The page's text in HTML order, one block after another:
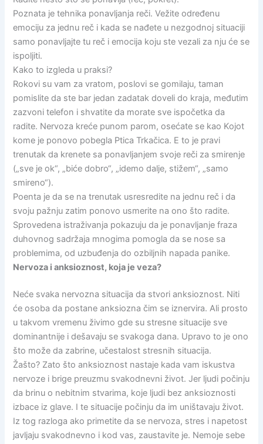
Poznata je tehnika ponavljanja reči. Vežite određenu
emociju za jednu reč i kada se nađete u nezgodnoj situaciji
samo ponavljajte tu reč i emocija koju ste vezali za nju će se
ispoljiti.
Kako to izgleda u praksi?
Rokovi su vam za vratom, poslovi se gomilaju, taman
pomislite da ste bar jedan zadatak doveli do kraja, međutim
zazvoni telefon i shvatite da morate sve ispočetka da
radite. Nervoza kreće punom parom, osećate se kao Kojot
kome je ponovo pobegla Ptica Trkačica. E to je pravi
trenutak da krenete sa ponavljanjem svoje reči za smirenje
(„sve je ok“, „biće dobro“, „idemo dalje, stižem“, „samo
smireno“).
Poenta je da se na trenutak usresredite na jednu reč i da
svoju pažnju zatim ponovo usmerite na ono što radite.
Sprovedena istraživanja pokazuju da je ponavljanje fraza
duhovnog sadržaja mnogima pomogla da se nose sa
problemima, od uzbuđenja do ozbiljnih napada panike.
Nervoza i anksioznost, koja je veza?
Neće svaka nervozna situacija da stvori anksioznost. Niti
će osoba da postane anksiozna čim se iznervira. Ali prosto
u takvom vremenu živimo gde su stresne situacije sve
dominantnije i dešavaju se svakoga dana. Upravo to je ono
što može da zabrine, učestalost stresnih situacija.
Žašto? Zato što anksioznost nastaje kada vam iskustva
nervoze i brige preuzmu svakodnevni život. Jer ljudi počinju
da brinu o nebitnim stvarima, koje ljudi bez anksioznosti
izbace iz glave. I te situacije počinju da im uništavaju život.
Iz tog razloga ako primetite da se nervoza, stres i napetost
javljaju svakodnevno i kod vas, zaustavite je. Nemoje sebe